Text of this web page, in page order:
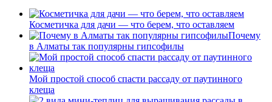
Косметичка для дачи — что берем, что оставляем
Почему
в Алматы так популярны гипсофилы
Мой простой способ спасти рассаду от паутинного
клеща